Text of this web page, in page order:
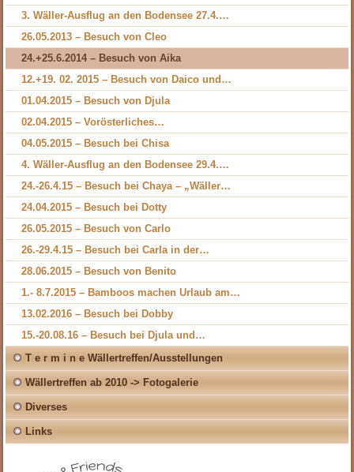
3. Wäller-Ausflug an den Bodensee 27.4.…
26.05.2013 – Besuch von Cleo
24.+25.6.2014 – Besuch von Aika
12.+19. 02. 2015 – Besuch von Daico und…
01.04.2015 – Besuch von Djula
02.04.2015 – Vorösterliches…
04.05.2015 – Besuch bei Chisa
4. Wäller-Ausflug an den Bodensee 29.4.…
24.-26.4.15 – Besuch bei Chaya – „Wäller…
24.04.2015 – Besuch bei Dotty
26.05.2015 – Besuch von Carlo
26.-29.4.15 – Besuch bei Carla in der…
28.06.2015 – Besuch von Benito
1.- 8.7.2015 – Bamboos machen Urlaub am…
13.02.2016 – Besuch bei Dobby
15.-20.08.16 – Besuch bei Djula und…
T e r m i n e Wällertreffen/Ausstellungen
Wällertreffen ab 2010 -> Fotogalerie
Diverses
Links